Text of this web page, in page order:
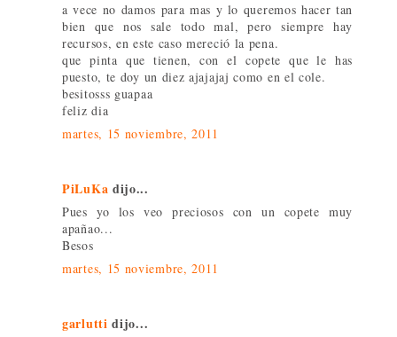
a vece no damos para mas y lo queremos hacer tan
bien que nos sale todo mal, pero siempre hay
recursos, en este caso mereció la pena.
que pinta que tienen, con el copete que le has
puesto, te doy un diez ajajajaj como en el cole.
besitosss guapaa
feliz dia
martes, 15 noviembre, 2011
PiLuKa dijo...
Pues yo los veo preciosos con un copete muy
apañao...
Besos
martes, 15 noviembre, 2011
garlutti dijo...